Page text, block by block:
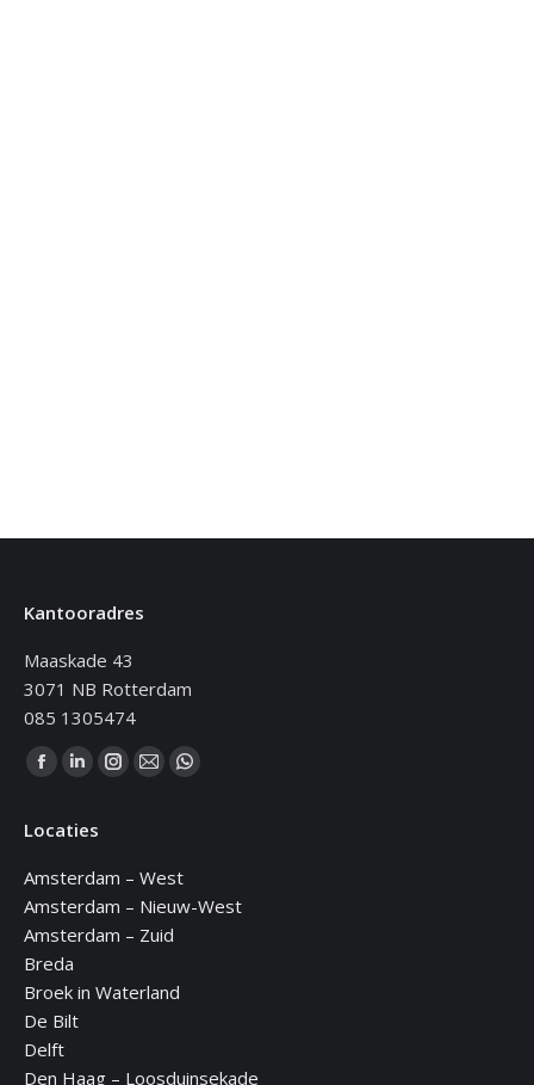
Kantooradres
Maaskade 43
3071 NB Rotterdam
085 1305474
Vind ons op:
Facebook
opens
new
window
Linkedin
opens
new
window
Instagram
new
window
Mail
in
new
window
WhatsApp
new
Locaties
Amsterdam – West
Amsterdam – Nieuw-West
Amsterdam – Zuid
Breda
Broek in Waterland
De Bilt
Delft
Den Haag – Loosduinsekade